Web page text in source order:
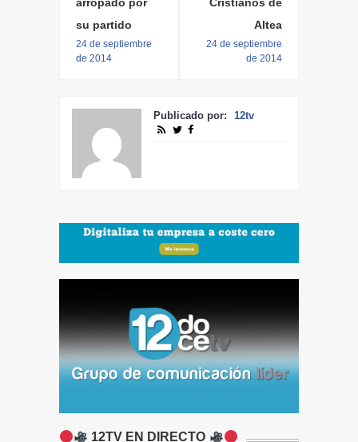
su partido
24 de septiembre
de 2014
Altea
24 de septiembre
de 2014
Publicado por: 12tv
12TV EN DIRECTO